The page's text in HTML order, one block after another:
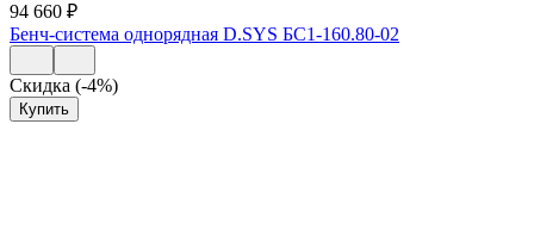
94 660 ₽
Бенч-система однорядная D.SYS БС1-160.80-02
Скидка (-4%)
Купить